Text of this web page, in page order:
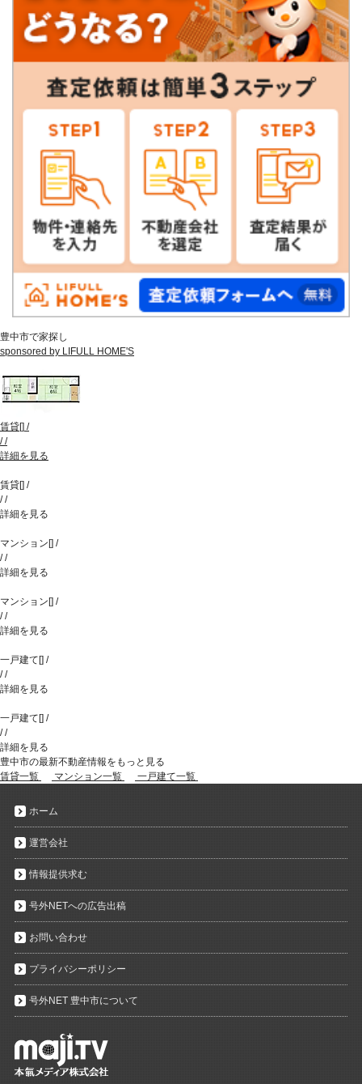
豊中市で家探し
sponsored by LIFULL HOME'S
賃貸[] /
//
詳細を見る
賃貸[] /
//
詳細を見る
マンション [] /
//
詳細を見る
マンション [] /
//
詳細を見る
一戸建て [] /
//
詳細を見る
一戸建て [] /
//
詳細を見る
豊中市の最新不動産情報をもっと見る
賃貸一覧
マンション一覧 一戸建て一覧
ホーム
運営会社
情報提供求む
号外NETへの広告出稿
お問い合わせ
プライバシーポリシー
号外NET 豊中市について